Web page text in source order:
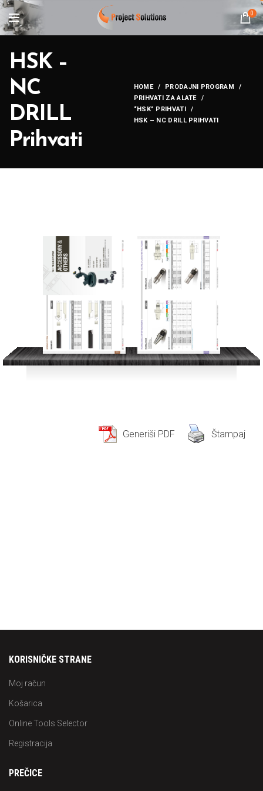
0
HSK –
NC
DRILL
Prihvati
HOME
PRODAJNI PROGRAM
PRIHVATI ZA ALATE
“HSK” PRIHVATI
HSK – NC DRILL PRIHVATI
Generiši PDF Štampaj
KORISNIČKE STRANE
Moj račun
Košarica
Online Tools Selector
Registracija
PREČICE